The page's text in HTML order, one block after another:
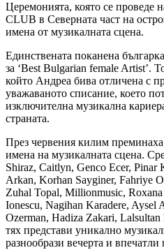
Церемонията, която се
CLUB в Северната част на
имена от музикалната сцена.
Единствената поканена
за ‘Best Bulgarian female Artist’.
който Андреа бива отличена с
уважаваното списание, което
изключителна музикална
страната.
През червения килим
имена на музикалната сцена.
Shiraz, Caitlyn, Genco Ecer,
Arkan, Korhan Sayginer, Fahriye
Zuhal Topal, Millionmusic,
Ionescu, Nagihan Karadere, Aysel
Ozerman, Hadiza Zakari,
тях представи уникално
разнообрази вечерта и впечатли